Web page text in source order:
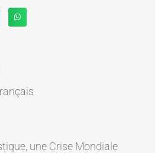
une Crise Mondiale